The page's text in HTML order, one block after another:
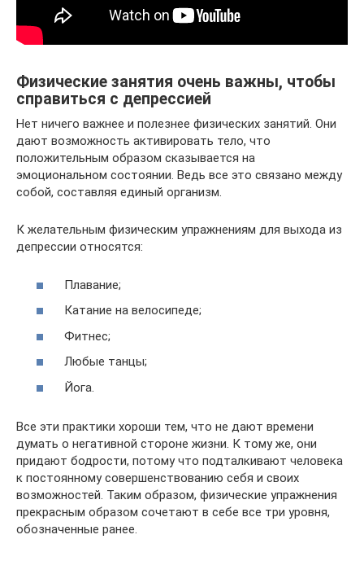
Физические занятия очень важны, чтобы
справиться с депрессией
Нет ничего важнее и полезнее физических занятий. Они
дают возможность активировать тело, что
положительным образом сказывается на
эмоциональном состоянии. Ведь все это связано между
собой, составляя единый организм.
К желательным физическим упражнениям для выхода из
депрессии относятся:
Плавание;
Катание на велосипеде;
Фитнес;
Любые танцы;
Йога.
Все эти практики хороши тем, что не дают времени
думать о негативной стороне жизни. К тому же, они
придают бодрости, потому что подталкивают человека
к постоянному совершенствованию себя и своих
возможностей. Таким образом, физические упражнения
прекрасным образом сочетают в себе все три уровня,
обозначенные ранее.